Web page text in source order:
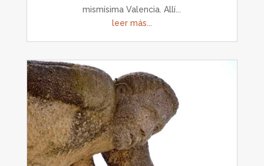
mismísima Valencia. Allí...
leer más...